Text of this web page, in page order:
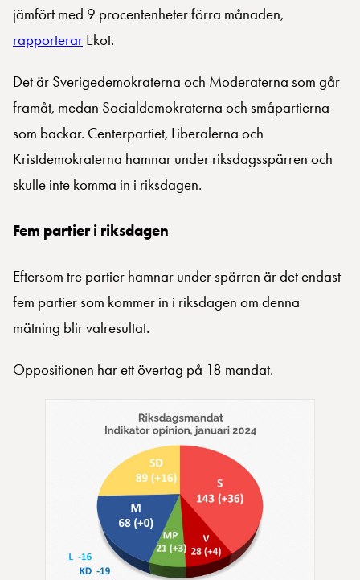
jämfört med 9 procentenheter förra månaden,
rapporterar Ekot.
Det är Sverigedemokraterna och Moderaterna som går
framåt, medan Socialdemokraterna och småpartierna
som backar. Centerpartiet, Liberalerna och
Kristdemokraterna hamnar under riksdagsspärren och
skulle inte komma in i riksdagen.
Fem partier i riksdagen
Eftersom tre partier hamnar under spärren är det endast
fem partier som kommer in i riksdagen om denna
mätning blir valresultat.
Oppositionen har ett övertag på 18 mandat.